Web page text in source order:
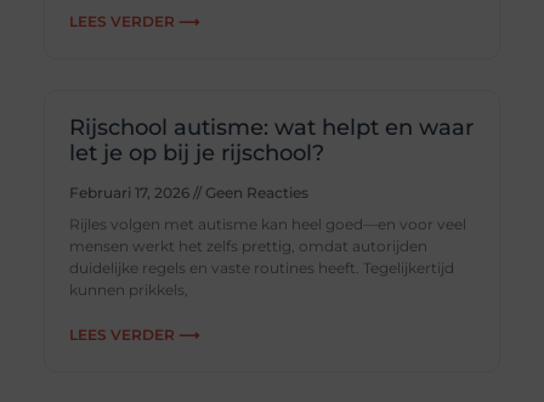
LEES VERDER ⟶
Rijschool autisme: wat helpt en waar
let je op bij je rijschool?
Februari 17, 2026
Geen Reacties
Rijles volgen met autisme kan heel goed—en voor veel
mensen werkt het zelfs prettig, omdat autorijden
duidelijke regels en vaste routines heeft. Tegelijkertijd
kunnen prikkels,
LEES VERDER ⟶